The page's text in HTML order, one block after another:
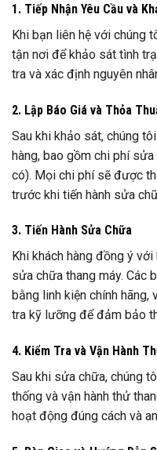
1. Tiếp Nhận Yêu Cầu và
Khi bạn liên hệ với chúng
tận nơi để khảo sát tình
tra và xác định nguyên
2. Lập Báo Giá và Thỏa
Sau khi khảo sát, chúng
hàng, bao gồm chi phí
có). Mọi chi phí sẽ được
trước khi tiến hành sửa
3. Tiến Hành Sửa Chữa
Khi khách hàng đồng ý
sửa chữa thang máy. Các
bằng linh kiện chính
tra kỹ lưỡng để đảm bảo
4. Kiểm Tra và Vận Hành
Sau khi sửa chữa, chúng
thống và vận hành thử
hoạt động đúng cách và